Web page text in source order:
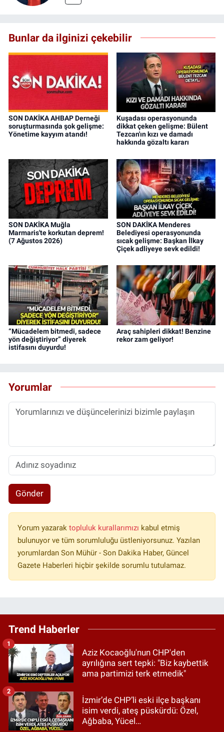
Bunlar da ilginizi çekebilir
SON DAKİKA AHBAP Derneği
soruşturmasında şok gelişme:
Yönetime kayyım atandı!
Kuşadası operasyonunda
dikkat çeken gelişme: Bülent
Tezcan'ın kızı ve damadı
hakkında gözaltı kararı
SON DAKİKA Muğla
Marmaris'te korkutan deprem!
(7 Ağustos 2026)
SON DAKİKA Menderes
Belediyesi operasyonunda
sıcak gelişme: Başkan İlkay
Çiçek adliyeye sevk edildi!
“Mücadelem bitmedi, sadece
yön değiştiriyor” diyerek
istifasını duyurdu!
Araç sahipleri dikkat! Benzine
rekor zam geliyor!
Yorumlar
Gönder
Yorum yazarak topluluk kurallarımızı kabul etmiş
bulunuyor ve tüm sorumluluğu üstleniyorsunuz. Yazılan
yorumlardan Son Mühür - Son Dakika Haber, Güncel
Gazete Haberleri hiçbir şekilde sorumlu tutulamaz.
Trend Haberler
Aziz Kocaoğlu'nun CHP'den
ayrılığına sert tepki: "Biz kaybettik
ama partimizi terk etmedik"
1
İzmir’de CHP’li eski ilçe başkanı
isim verdi, ateş püskürdü: Özel,
Ağbaba, Yücel…
2